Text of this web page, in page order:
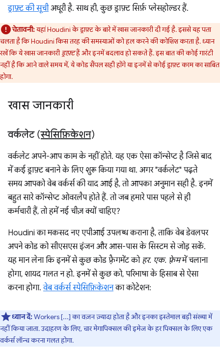
ड्राफ़्ट की सूचीअधूरी है. साथ ही, कुछ ड्राफ़्ट सिर्फ़ प्लेसहोल्डर हैं.
चेतावनी:यहां Houdini के ड्राफ़्ट के बारे में खास जानकारी दी गई है. इससे यह पता
चलता है कि Houdini किस तरह की समस्याओं को हल करने की कोशिश करता है. ध्यान
रखें कि ये खास जानकारीड्राफ़्टहैं और इनमें बदलाव हो सकते हैं. इस बात की कोई गारंटी
नहीं है कि आने वाले समय में, ये कोड सैंपल सही होंगे या इनमें से कोई ड्राफ़्ट काम का साबित
होगा.
खास जानकारी
वर्कलेट (स्पेसिफ़िकेशन)
वर्कलेट अपने-आप काम के नहीं होते. यह एक ऐसा कॉन्सेप्ट है जिसे बाद
में कई ड्राफ़्ट बनाने के लिए शुरू किया गया था. अगर "वर्कलेट" पढ़ते
समय आपको वेब वर्कर्स की याद आई है, तो आपका अनुमान सही है. इनमें
बहुत सारे कॉन्सेप्ट ओवरलैप होते हैं. तो जब हमारे पास पहले से ही
कर्मचारी हैं, तो हमें नई चीज़ क्यों चाहिए?
Houdini का मकसद नए एपीआई उपलब्ध कराना है, ताकि वेब डेवलपर
अपने कोड को सीएसएस इंजन और आस-पास के सिस्टम से जोड़ सकें.
यह मान लेना कि इनमें से कुछ कोड फ़्रैगमेंट को हर. एक. फ़्रेममें चलाना
होगा, शायद गलत न हो. इनमें से कुछ को, परिभाषा के हिसाब से ऐसा
करना होगा.वेब वर्कर्स स्पेसिफ़िकेशनका कोटेशन:
ध्यान दें:Workers [...] का वज़न ज़्यादा होता है और इनका इस्तेमाल बड़ी संख्या में
नहीं किया जाता. उदाहरण के लिए, चार मेगापिक्सल की इमेज के हर पिक्सल के लिए एक
वर्कर्स लॉन्च करना गलत होगा.